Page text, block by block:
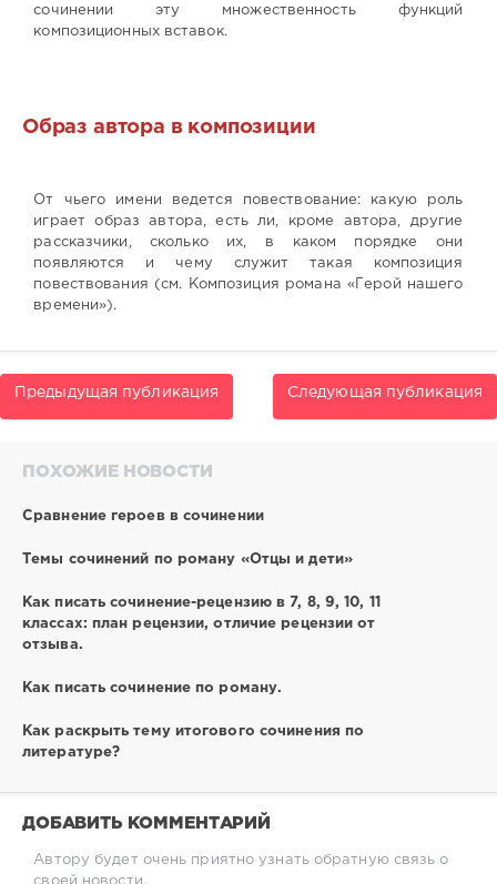
сочинении эту множественность функций
композиционных вставок.
Образ автора в композиции
От чьего имени ведется повествование: какую роль
играет образ автора, есть ли, кроме автора, другие
рассказчики, сколько их, в каком порядке они
появляются и чему служит такая композиция
повествования (см. Композиция романа «Герой нашего
времени»).
Предыдущая публикация Следующая публикация
ПОХОЖИЕ НОВОСТИ
Сравнение героев в сочинении
Темы сочинений по роману «Отцы и дети»
Как писать сочинение-рецензию в 7, 8, 9, 10, 11
классах: план рецензии, отличие рецензии от
отзыва.
Как писать сочинение по роману.
Как раскрыть тему итогового сочинения по
литературе?
ДОБАВИТЬ КОММЕНТАРИЙ
Автору будет очень приятно узнать обратную связь о
своей новости.